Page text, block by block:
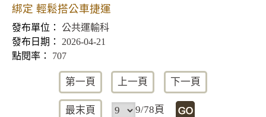
綁定 輕鬆搭公車捷運
公共運輸科
2026-04-21
707
第一頁 上一頁 下一頁
最末頁 9/78頁